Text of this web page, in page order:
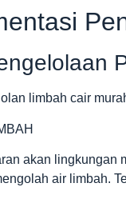
akan
air limbah.